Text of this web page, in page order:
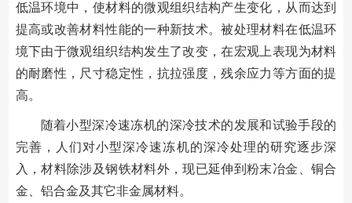
低温环境中，使材料的微观组织结构产生变化，从而达到
提高或改善材料性能的一种新技术。被处理材料在低温环
境下由于微观组织结构发生了改变，在宏观上表现为材料
的耐磨性，尺寸稳定性，抗拉强度，残余应力等方面的提
高。
随着小型深冷速冻机的深冷技术的发展和试验手段的
完善，人们对小型深冷速冻机的深冷处理的研究逐步深
入，材料除涉及钢铁材料外，现已延伸到粉末冶金、铜合
金、铝合金及其它非金属材料。